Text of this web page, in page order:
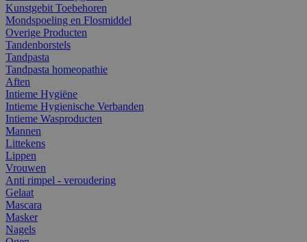
Kunstgebit Toebehoren
Mondspoeling en Flosmiddel
Overige Producten
Tandenborstels
Tandpasta
Tandpasta homeopathie
Aften
Intieme Hygiëne
Intieme Hygienische Verbanden
Intieme Wasproducten
Mannen
Littekens
Lippen
Vrouwen
Anti rimpel - veroudering
Gelaat
Mascara
Masker
Nagels